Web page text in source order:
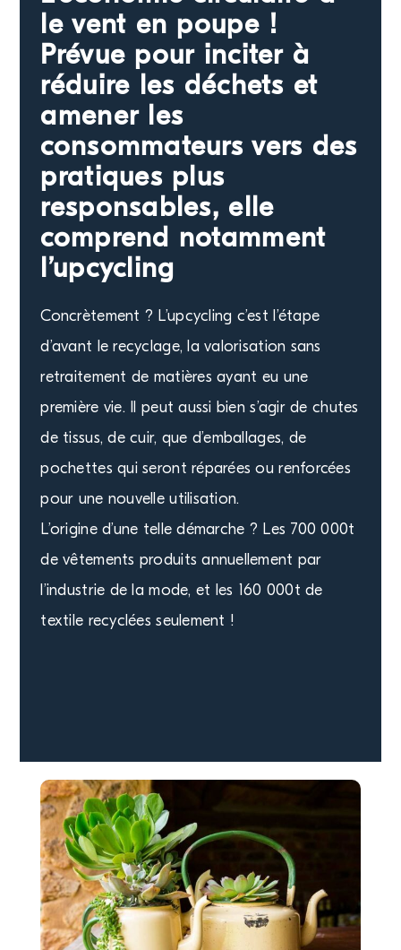
Actualités
le vent en poupe !
Prévue pour inciter à
réduire les déchets et
amener les
consommateurs vers des
pratiques plus
responsables, elle
comprend notamment
l’upcycling
Concrètement ? L’upcycling c’est l’étape
d’avant le recyclage, la valorisation sans
retraitement de matières ayant eu une
première vie. Il peut aussi bien s’agir de chutes
de tissus, de cuir, que d’emballages, de
pochettes qui seront réparées ou renforcées
pour une nouvelle utilisation.
L’origine d’une telle démarche ? Les 700 000t
de vêtements produits annuellement par
l’industrie de la mode, et les 160 000t de
textile recyclées seulement !